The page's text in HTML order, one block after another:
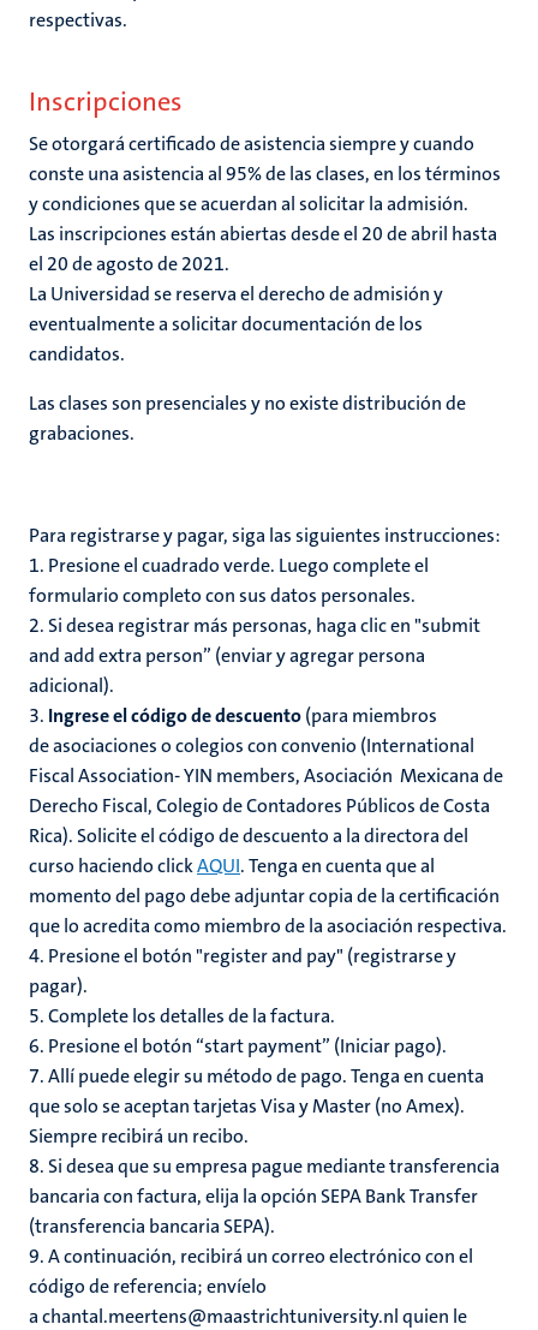
respectivas.
Inscripciones
Se otorgará certificado de asistencia siempre y cuando
conste una asistencia al 95% de las clases, en los términos
y condiciones que se acuerdan al solicitar la admisión.
Las inscripciones están abiertas desde el 20 de abril hasta
el 20 de agosto de 2021.
La Universidad se reserva el derecho de admisión y
eventualmente a solicitar documentación de los
candidatos.
Las clases son presenciales y no existe distribución de
grabaciones.
Para registrarse y pagar, siga las siguientes instrucciones:
1. Presione el cuadrado verde. Luego complete el
formulario completo con sus datos personales.
2. Si desea registrar más personas, haga clic en "submit
and add extra person” (enviar y agregar persona
adicional).
3. Ingrese el código de descuento(para miembros
de asociaciones o colegios con convenio (International
Fiscal Association- YIN members, Asociación Mexicana de
Derecho Fiscal, Colegio de Contadores Públicos de Costa
Rica). Solicite el código de descuento a la directora del
curso haciendo clickAQUI. Tenga en cuenta que al
momento del pago debe adjuntar copia de la certificación
que lo acredita como miembro de la asociación respectiva.
4. Presione el botón "register and pay" (registrarse y
pagar).
5. Complete los detalles de la factura.
6. Presione el botón “start payment” (Iniciar pago).
7. Allí puede elegir su método de pago. Tenga en cuenta
que solo se aceptan tarjetas Visa y Master (no Amex).
Siempre recibirá un recibo.
8. Si desea que su empresa pague mediante transferencia
bancaria con factura, elija la opción SEPA Bank Transfer
(transferencia bancaria SEPA).
9. A continuación, recibirá un correo electrónico con el
código de referencia; envíelo
a chantal.meertens@maastrichtuniversity.nl quien le